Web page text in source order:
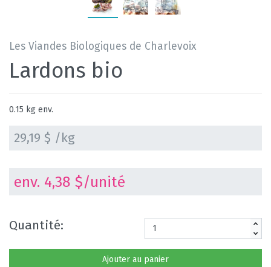
Les Viandes Biologiques de Charlevoix
Lardons bio
0.15 kg env.
29,19 $ /kg
env. 4,38 $/unité
Quantité:
Ajouter au panier